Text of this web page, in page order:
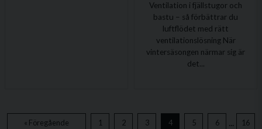
Ventilation i fjällstugor och
bastu – så förbättrar du
luftflödet med rätt
ventilationslösning När
vintersäsongen närmar sig är
det...
« Föregående 1 2 3 4 5 6 ... 16